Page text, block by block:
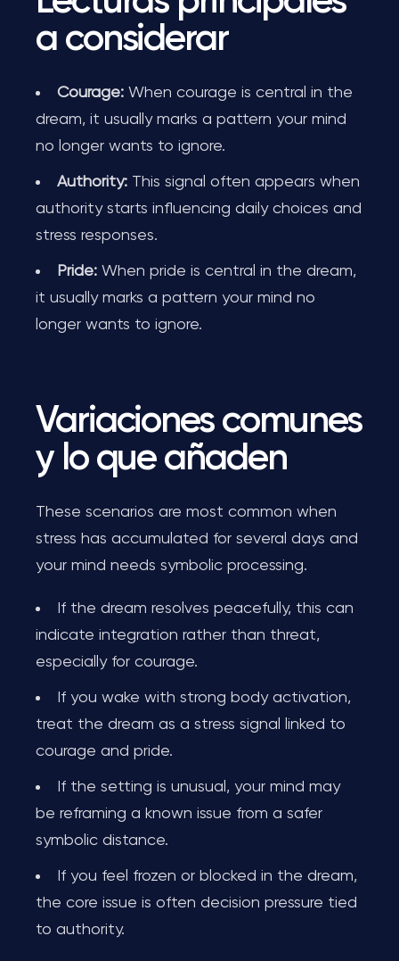
a considerar
Courage: When courage is central in the
dream, it usually marks a pattern your mind
no longer wants to ignore.
Authority: This signal often appears when
authority starts influencing daily choices and
stress responses.
Pride: When pride is central in the dream,
it usually marks a pattern your mind no
longer wants to ignore.
Variaciones comunes
y lo que añaden
These scenarios are most common when
stress has accumulated for several days and
your mind needs symbolic processing.
If the dream resolves peacefully, this can
indicate integration rather than threat,
especially for courage.
If you wake with strong body activation,
treat the dream as a stress signal linked to
courage and pride.
If the setting is unusual, your mind may
be reframing a known issue from a safer
symbolic distance.
If you feel frozen or blocked in the dream,
the core issue is often decision pressure tied
to authority.